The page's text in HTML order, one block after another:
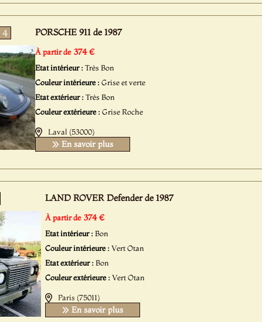
4 PORSCHE 911 de 1987
À partir de 374 €
Etat intérieur :Très Bon
Couleur intérieure :Grise et verte
Etat extérieur :Très Bon
Couleur extérieure :Grise Roche
Laval (53000)
En savoir plus
LAND ROVER Defender de 1987
À partir de 374 €
Etat intérieur :Bon
Couleur intérieure :Vert Otan
Etat extérieur :Bon
Couleur extérieure :Vert Otan
Paris (75011)
En savoir plus